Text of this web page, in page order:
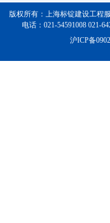
版权所有：上海标锭建设工程
电话：021-54591008 021-
沪ICP备